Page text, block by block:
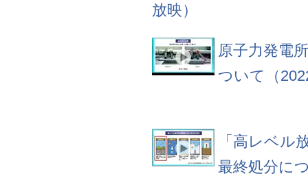
放映）
原子力発電
ついて（
「高レベル
最終処分に